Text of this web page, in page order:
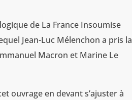
de La France Insoumise
Jean-Luc Mélenchon a pris la
Macron et Marine Le
ouvrage en devant s’ajuster à